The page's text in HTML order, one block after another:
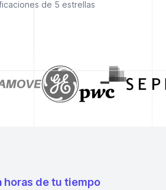
de 5 estrellas
horas de tu tiempo